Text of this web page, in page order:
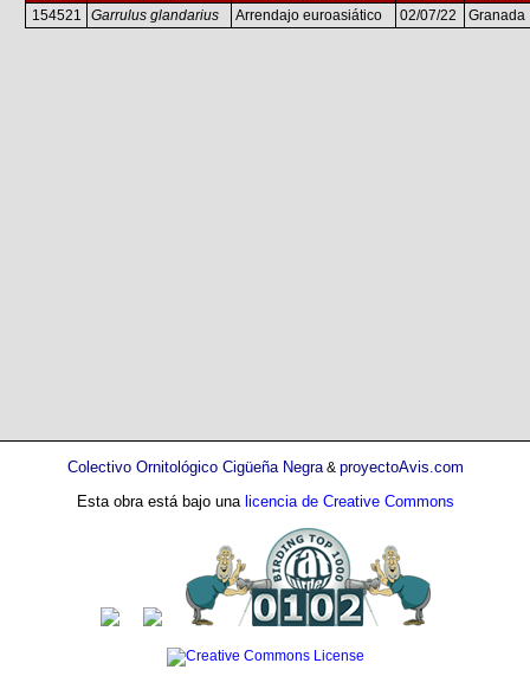
154521
Garrulus glandarius Arrendajo euroasiático 02/07/22 Granada
Colectivo Ornitológico Cigüeña Negra& proyectoAvis.com
Esta obra está bajo una licencia de Creative Commons